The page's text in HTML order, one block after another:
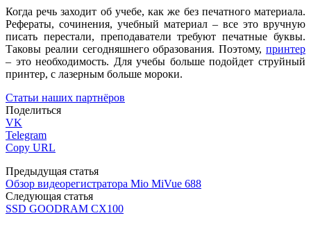
Когда речь заходит об учебе, как же без печатного материала.
Рефераты, сочинения, учебный материал – все это вручную
писать перестали, преподаватели требуют печатные буквы.
Таковы реалии сегодняшнего образования. Поэтому, принтер
– это необходимость. Для учебы больше подойдет струйный
принтер, с лазерным больше мороки.
Статьи наших партнёров
Поделиться
VK
Telegram
Copy URL
Предыдущая статья
Обзор видеорегистратора Mio MiVue 688
Следующая статья
SSD GOODRAM CX100